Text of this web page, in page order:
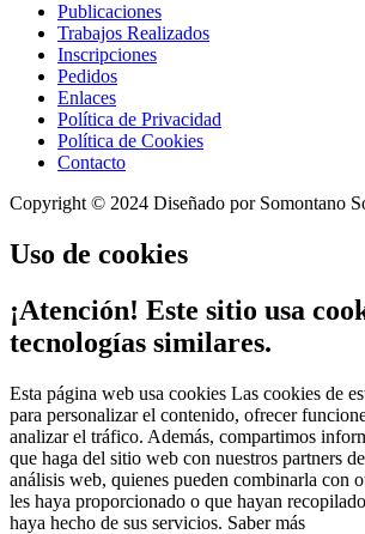
Publicaciones
Trabajos Realizados
Inscripciones
Pedidos
Enlaces
Política de Privacidad
Política de Cookies
Contacto
Copyright © 2024 Diseñado por Somontano
Uso de cookies
¡Atención! Este sitio usa
tecnologías similares.
Esta página web usa cookies Las cookies de
para personalizar el contenido, ofrecer
analizar el tráfico. Además, compartimos
que haga del sitio web con nuestros partners
análisis web, quienes pueden combinarla con
les haya proporcionado o que hayan
haya hecho de sus servicios. Saber más